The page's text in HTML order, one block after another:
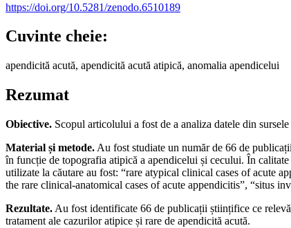
https://doi.org/10.5281/zenodo.6510189
Cuvinte cheie:
apendicită acută, apendicită acută atipică, anomalia apendicelui
Rezumat
Obiective. Scopul articolului a fost de a analiza datele din
Material și metode. Au fost studiate un număr de 66 de
în funcție de topografia atipică a apendicelui și cecului. În
utilizate la căutare au fost: “rare atypical clinical cases of acute
the rare clinical-anatomical cases of acute appendicitis”, “situs
Rezultate. Au fost identificate 66 de publicații științifice ce
tratament ale cazurilor atipice și rare de apendicită acută.